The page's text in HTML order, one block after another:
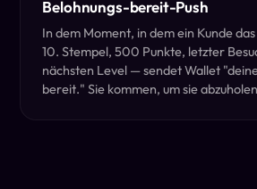
Belohnungs-bereit-Push
In dem Moment, in dem ein Kunde
10. Stempel, 500 Punkte, letzter
nächsten Level — sendet Wallet
bereit." Sie kommen, um sie